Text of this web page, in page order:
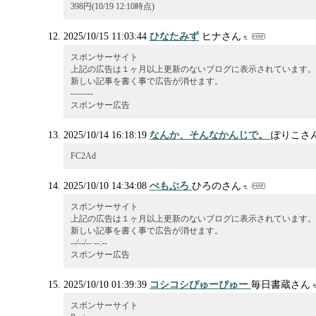
398円(10/19 12:10時点)
2025/10/15 11:03:44 ひなたみず ヒナさん
スポンサーサイト
上記の広告は１ヶ月以上更新のないブログに表示されています。
新しい記事を書く事で広告が消せます。
--------
スポンサー広告
2025/10/14 16:18:19 なんか、そんなかんじで。 ぽりこさ
FC2Ad
2025/10/10 14:34:08 ぺもぶろ ひろのさん
スポンサーサイト
上記の広告は１ヶ月以上更新のないブログに表示されています。
新しい記事を書く事で広告が消せます。
--/--/-- --:--
スポンサー広告
2025/10/10 01:39:39 コシコシぴゅーぴゅー 毎日書蔵さん
スポンサーサイト